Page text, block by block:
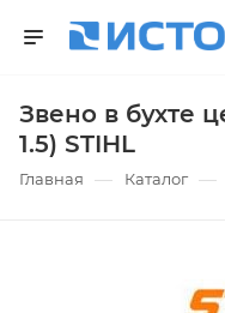
Звено в бухте
1.5) STIHL
Главная — Каталог —